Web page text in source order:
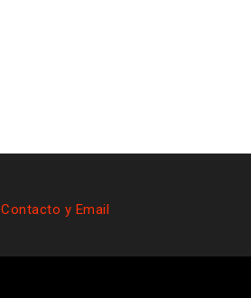
Contacto y Email